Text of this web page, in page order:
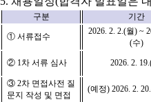
구분 기간
① 서류접수
2026. 2. 2.(월) ~
(수)
② 1차 서류 심사 2026. 2.
③ 2차 면접사전 질
문지 작성 및 면접
(예정) 2026. 2.